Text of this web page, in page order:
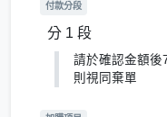
付款分段
分 1 段
請於確認金額後
則視同棄單